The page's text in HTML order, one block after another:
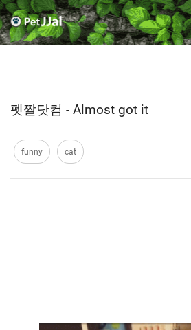
펫짤닷컴 - Almost got it
funny cat